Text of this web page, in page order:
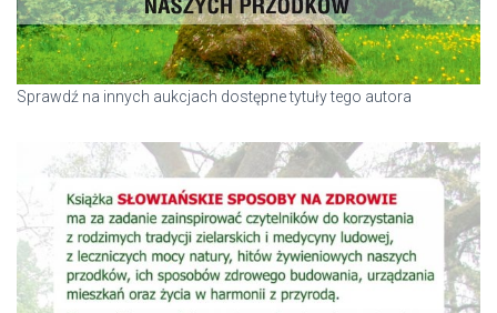
Sprawdź na innych aukcjach dostępne tytuły tego autora